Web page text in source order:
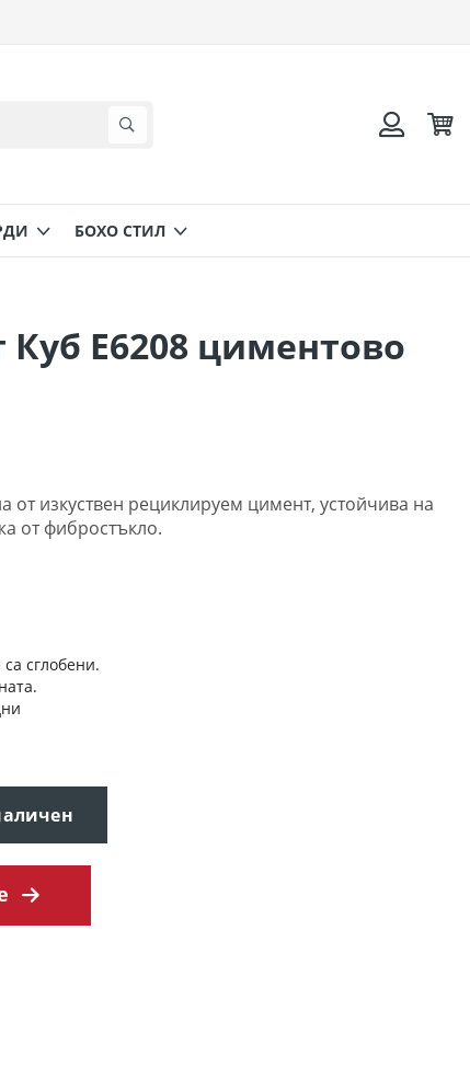
БОХО СТИЛ
Ε6208 циментово
от изкуствен рециклируем цимент, устойчива на
от фибростъкло.
сглобени.